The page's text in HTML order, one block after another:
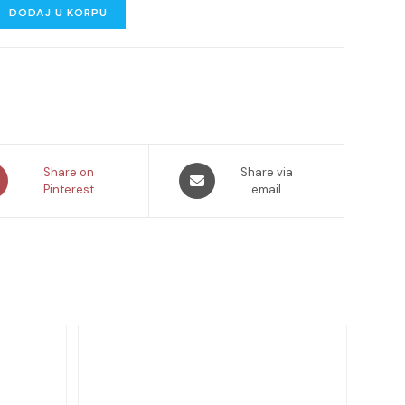
DODAJ U KORPU
Share on
Pinterest
Opens
in
Share via
email